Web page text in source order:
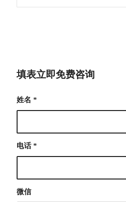
填表立即免费咨询
姓名 *
电话 *
微信